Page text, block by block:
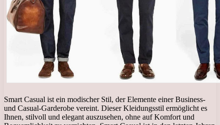
Smart Casual ist ein modischer Stil, der Elemente einer Business-
und Casual-Garderobe vereint. Dieser Kleidungsstil ermöglicht es
Ihnen, stilvoll und elegant auszusehen, ohne auf Komfort und